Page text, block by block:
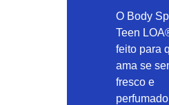
O Body
Teen
feito para
ama se
fresco e